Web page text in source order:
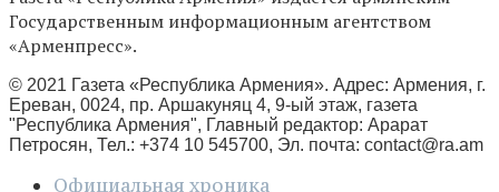
Государственным информационным агентством
«Арменпресс».
© 2021 Газета «Республика Армения». Адрес: Армения, г.
Ереван, 0024, пр. Аршакуняц 4, 9-ый этаж, газета
"Республика Армения", Главный редактор: Арарат
Петросян, Тел.: +374 10 545700, Эл. почта: contact@ra.am
Официальная хроника